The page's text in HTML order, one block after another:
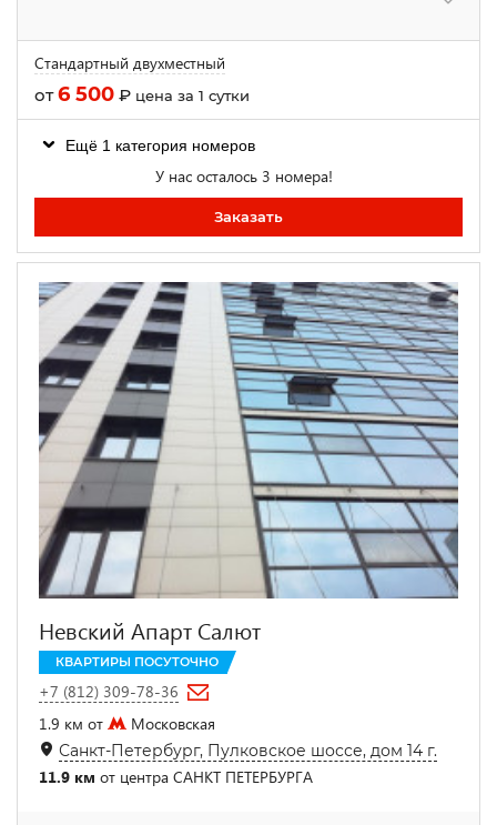
Стандартный двухместный
от6 500 ₽ цена за 1 сутки
Ещё 1 категория номеров
У нас осталось 3 номера!
Заказать
Невский Апарт Салют
КВАРТИРЫ ПОСУТОЧНО
+7 (812) 309-78-36
1.9 км от
Московская
Санкт-Петербург, Пулковское шоссе, дом 14 г.
11.9 км от центра САНКТ ПЕТЕРБУРГА